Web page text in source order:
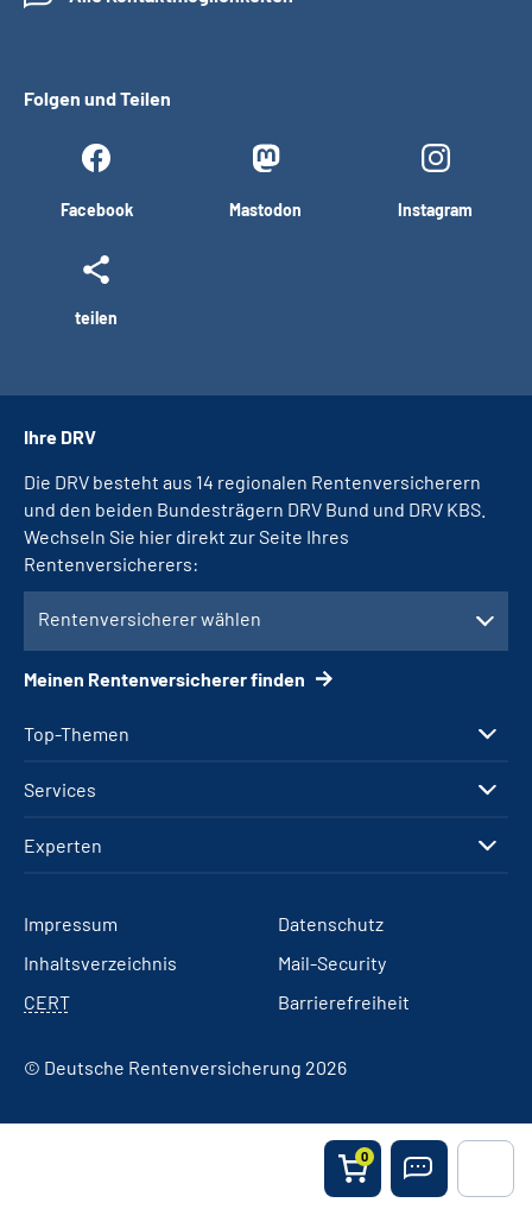
0
Folgen und Teilen
Facebook Mastodon Instagram
teilen
Top-Themen
Services
Experten
Ihre DRV
Die DRV besteht aus 14 regionalen Rentenversicherern
und den beiden Bundesträgern DRV Bund und DRV KBS.
Wechseln Sie hier direkt zur Seite Ihres
Rentenversicherers:
Rentenversicherer wählen
Meinen Rentenversicherer finden
Impressum
Datenschutz
Inhaltsverzeichnis
Mail-Security
CERT
Barrierefreiheit
© Deutsche Rentenversicherung 2026